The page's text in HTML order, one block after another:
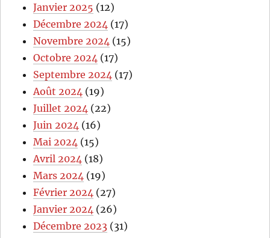
Janvier 2025 (12)
Décembre 2024 (17)
Novembre 2024 (15)
Octobre 2024 (17)
Septembre 2024 (17)
Août 2024 (19)
Juillet 2024 (22)
Juin 2024 (16)
Mai 2024 (15)
Avril 2024 (18)
Mars 2024 (19)
Février 2024 (27)
Janvier 2024 (26)
Décembre 2023 (31)